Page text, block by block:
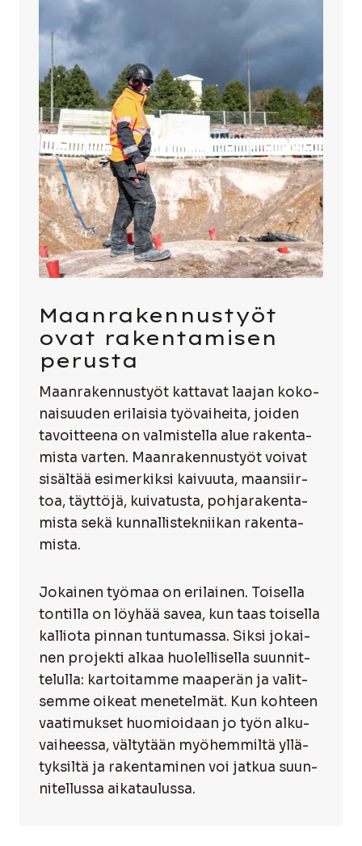
Maan­ra­ken­nus­työt
ovat raken­ta­mi­sen
perus­ta
Maan­ra­ken­nus­työt kat­ta­vat laa­jan koko­
nai­suu­den eri­lai­sia työ­vai­hei­ta, joi­den
tavoit­tee­na on val­mis­tel­la alue raken­ta­
mis­ta var­ten. Maan­ra­ken­nus­työt voi­vat
sisäl­tää esi­mer­kik­si kai­vuu­ta, maan­siir­
toa, täyt­tö­jä, kui­va­tus­ta, poh­ja­ra­ken­ta­
mis­ta sekä kun­nal­lis­tek­nii­kan raken­ta­
mis­ta.
Jokai­nen työ­maa on eri­lai­nen. Toi­sel­la
ton­til­la on löy­hää savea, kun taas toi­sel­la
kal­lio­ta pin­nan tun­tu­mas­sa. Sik­si jokai­
nen pro­jek­ti alkaa huo­lel­li­sel­la suun­nit­
te­lul­la: kar­toi­tam­me maa­pe­rän ja valit­
sem­me oikeat mene­tel­mät. Kun koh­teen
vaa­ti­muk­set huo­mioi­daan jo työn alku­
vai­hees­sa, väl­ty­tään myö­hem­mil­tä yllä­
tyk­sil­tä ja raken­ta­mi­nen voi jat­kua suun­
ni­tel­lus­sa aika­tau­lus­sa.